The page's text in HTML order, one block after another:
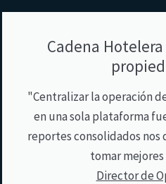
Cadena
"Centralizar la operación
en una sola plataforma
reportes consolidados
tomar
Director de